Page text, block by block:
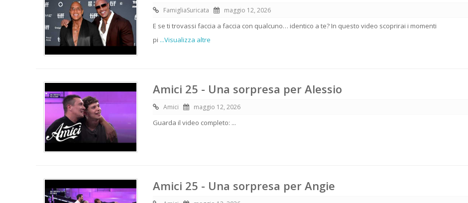
FamigliaSuricata maggio 12, 2026
E se ti trovassi faccia a faccia con qualcuno… identico a te? In questo video scoprirai i momenti
pi ...Visualizza altre
Amici 25 - Una sorpresa per Alessio
Amici maggio 12, 2026
Guarda il video completo: ...
Amici 25 - Una sorpresa per Angie